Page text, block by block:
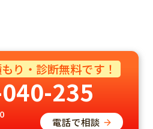
り・診断無料です！
235
電話で相談